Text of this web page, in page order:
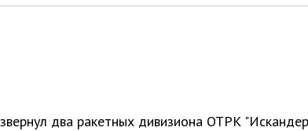
два ракетных дивизиона ОТРК